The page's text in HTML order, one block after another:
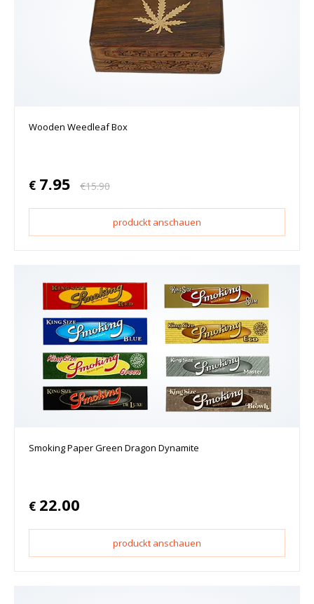
Wooden Weedleaf Box
€ 7.95 €15.90
produckt anschauen
Smoking Paper Green Dragon Dynamite
€ 22.00
produckt anschauen